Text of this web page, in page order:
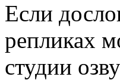
Если
репликах
студии